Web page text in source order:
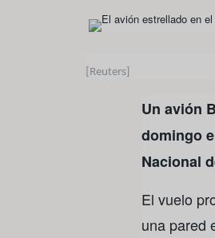
[Reuters]
Un avión
domingo
Nacional
El vuelo
una pared